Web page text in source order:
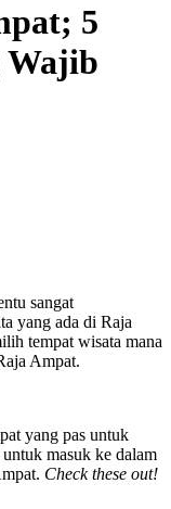
5
Wajib
sangat
yang ada di Raja
tempat wisata mana
Ampat.
yang pas untuk
masuk ke dalam
Check these out!